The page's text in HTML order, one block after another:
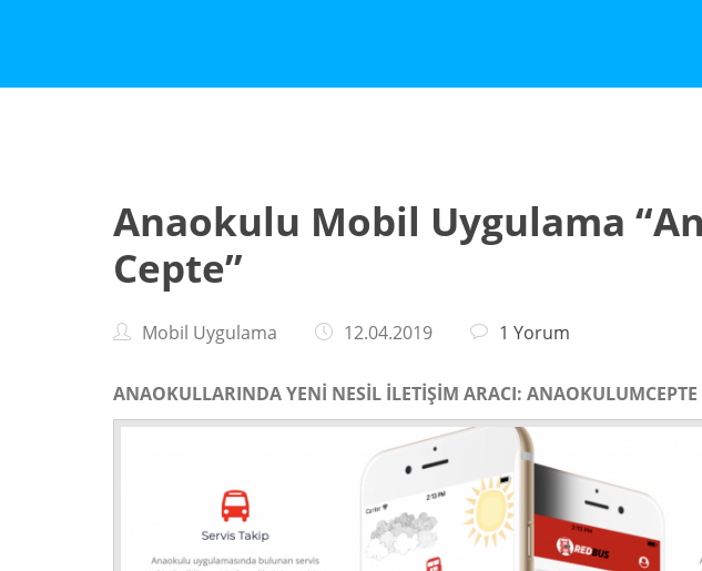
Anaokulu Mobil Uygulama
Cepte”
Mobil Uygulama 12.04.2019 1 Yorum
ANAOKULLARINDA YENİ NESİL İLETİŞİM ARACI: